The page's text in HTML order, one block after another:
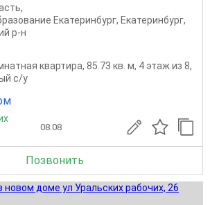
,
Екатеринбург, Екатеринбург,
р-н
квартира, 85.73 кв. м, 4 этаж из 8,
с/у
08.08
Позвонить